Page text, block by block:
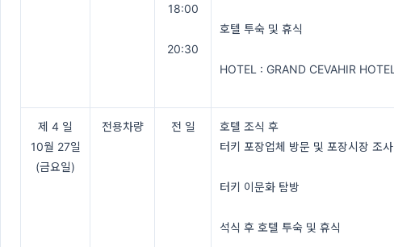
18:00
20:30
호텔 투숙 및 휴식
HOTEL : GRAND CEVAHIR HOTEL
제 4 일
10월 27일
(금요일)
전용차량 전 일
호텔 조식 후
터키 포장업체 방문 및 포장시장 조사
터키 이문화 탐방
석식 후 호텔 투숙 및 휴식